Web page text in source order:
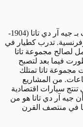
وُلد جيهانجير راتانجي دادابوي تاتا، المعروف بـ جيه آر دي تاتا (1904-
وفرنسية. تدرب كطيار في
لصالح مجموعة تاتا
فيما بعد لتصبح
مجموعة تاتا تمتلك
من المشاريع
تنتج سيارات اقتصادية
جيه آر دي تاتا هو من
في منتصف القرن